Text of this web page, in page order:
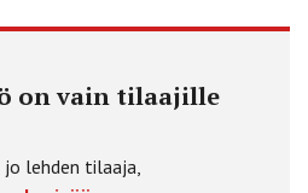
on vain tilaajille
lehden tilaaja,